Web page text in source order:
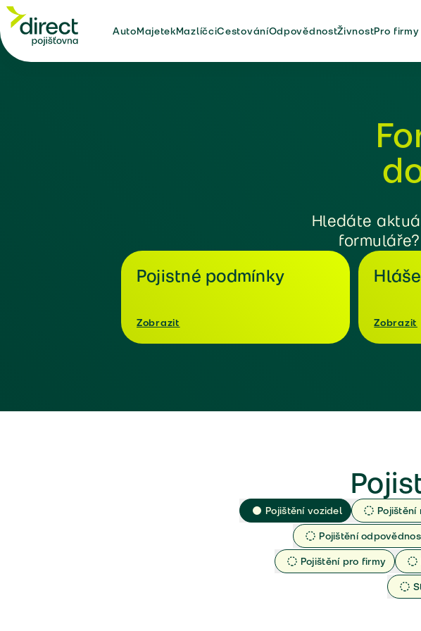
AutoMajetekMazlíčciCestováníOdpovědnostŽivnostPro firmy
Hledáte
Pojistné podmínky
Zobrazit Zobrazit
Pojištění vozidel Pojištění
Pojištění
Pojištění pro firmy